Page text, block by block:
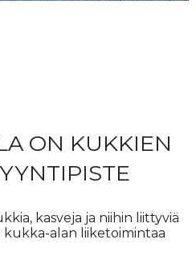
ON KUKKIEN
kasveja ja niihin liittyviä
alan liiketoimintaa